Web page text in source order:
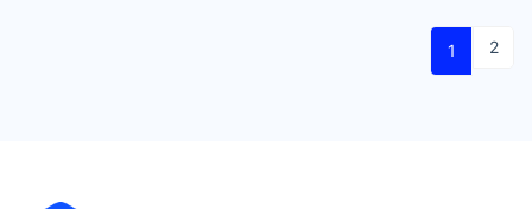
666
1 2